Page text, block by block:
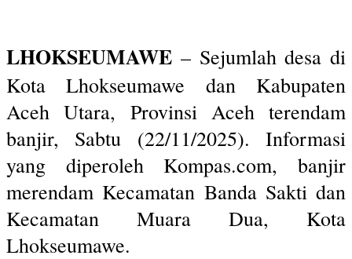
LHOKSEUMAWE – Sejumlah desa di
Kota Lhokseumawe dan Kabupaten
Aceh Utara, Provinsi Aceh terendam
banjir, Sabtu (22/11/2025). Informasi
yang diperoleh Kompas.com, banjir
merendam Kecamatan Banda Sakti dan
Kecamatan Muara Dua, Kota
Lhokseumawe.